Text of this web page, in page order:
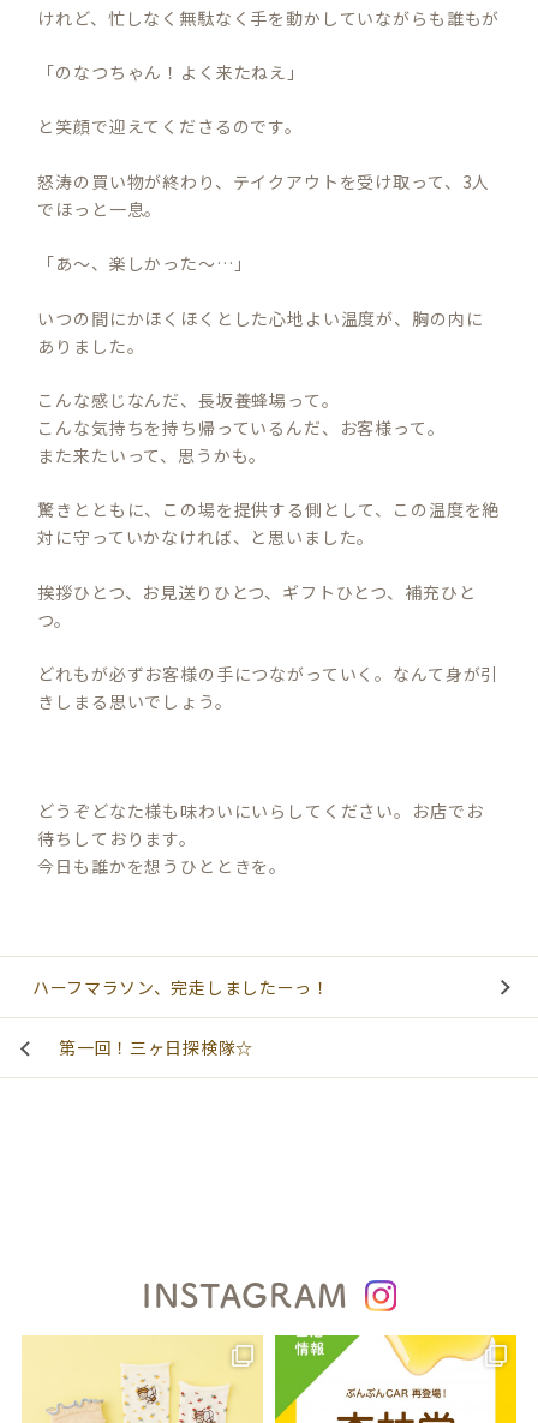
けれど、忙しなく無駄なく手を動かしていながらも誰もが
「のなつちゃん！よく来たねえ」
と笑顔で迎えてくださるのです。
怒涛の買い物が終わり、テイクアウトを受け取って、3人
でほっと一息。
「あ～、楽しかった～…」
いつの間にかほくほくとした心地よい温度が、胸の内に
ありました。
こんな感じなんだ、長坂養蜂場って。
こんな気持ちを持ち帰っているんだ、お客様って。
また来たいって、思うかも。
驚きとともに、この場を提供する側として、この温度を絶
対に守っていかなければ、と思いました。
挨拶ひとつ、お見送りひとつ、ギフトひとつ、補充ひと
つ。
どれもが必ずお客様の手につながっていく。なんて身が引
きしまる思いでしょう。
どうぞどなた様も味わいにいらしてください。お店でお
待ちしております。
今日も誰かを想うひとときを。
ハーフマラソン、完走しましたーっ！
第一回！三ヶ日探検隊☆
INSTAGRAM